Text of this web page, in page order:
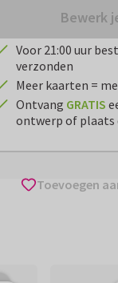
Bewerk
Voor 21:00 uur
verzonden
Meer kaarten =
Ontvang GRATIS
ontwerp of
Toevoegen